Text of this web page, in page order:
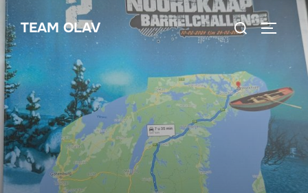
to
content
TEAM OLAV
Search
for: